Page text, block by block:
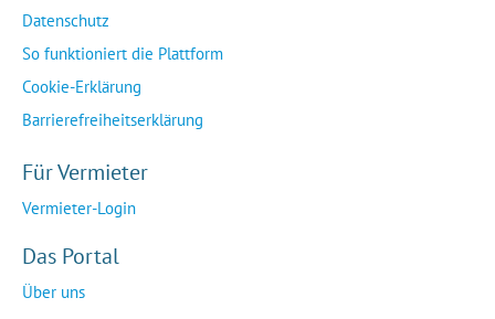
Datenschutz
So funktioniert die Plattform
Cookie-Erklärung
Barrierefreiheitserklärung
Für Vermieter
Vermieter-Login
Das Portal
Über uns